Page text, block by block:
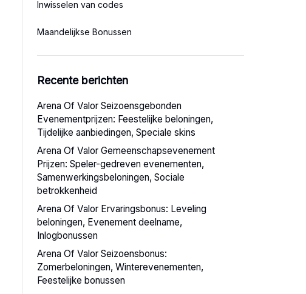
Inwisselen van codes
Maandelijkse Bonussen
Recente berichten
Arena Of Valor Seizoensgebonden
Evenementprijzen: Feestelijke beloningen,
Tijdelijke aanbiedingen, Speciale skins
Arena Of Valor Gemeenschapsevenement
Prijzen: Speler-gedreven evenementen,
Samenwerkingsbeloningen, Sociale
betrokkenheid
Arena Of Valor Ervaringsbonus: Leveling
beloningen, Evenement deelname,
Inlogbonussen
Arena Of Valor Seizoensbonus:
Zomerbeloningen, Winterevenementen,
Feestelijke bonussen